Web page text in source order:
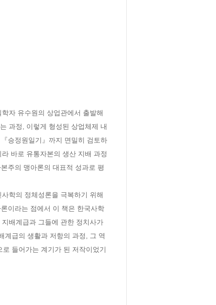
자 유수원의 상업관에서 출발해
과정, 이렇게 형성된 상업체제 내
승정원일기』까지 면밀히 검토하
바로 유통자본의 생산 지배 과정
주의 맹아론의 대표적 성과로 평
학의 정체성론을 극복하기 위해
이라는 점에서 이 책은 한국사학
배계급과 그들에 관한 정치사가
계급의 생활과 저항의 과정, 그 역
들어가는 계기가 된 저작이었기